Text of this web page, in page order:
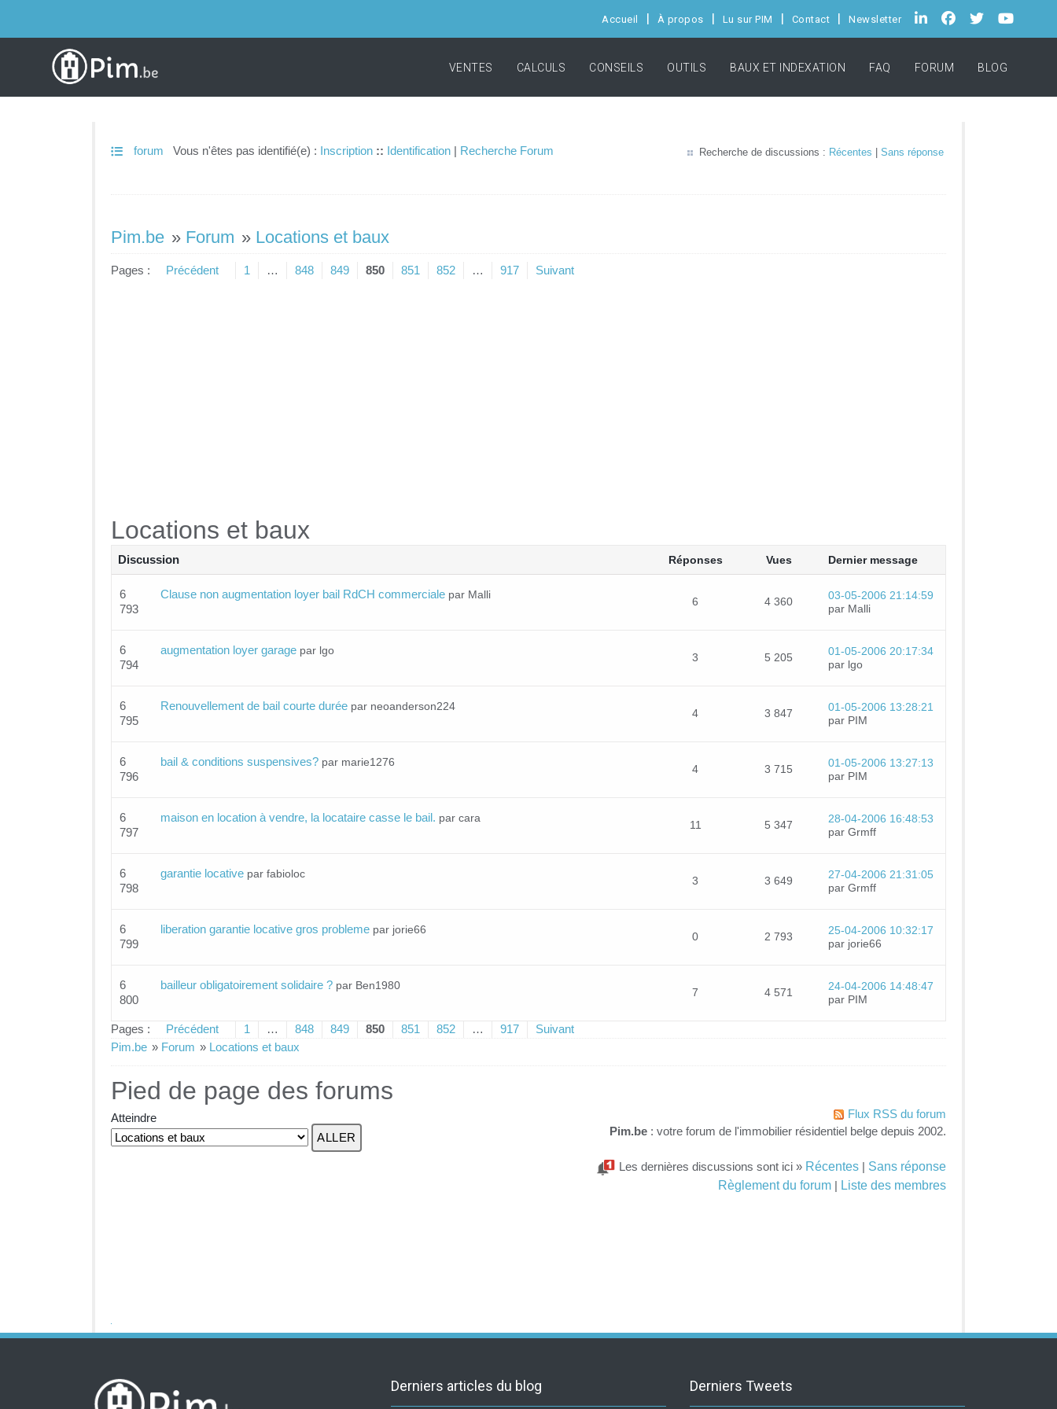
Accueil À propos Lu sur PIM Contact Newsletter
VENTES CALCULS CONSEILS OUTILS BAUX ET INDEXATION FAQ FORUM BLOG
forum Vous n'êtes pas identifié(e) : Inscription :: Identification | Recherche Forum Recherche de discussions : Récentes Sans réponse
Pim.be » Forum » Locations et baux
Pages : Précédent 1 … 848 849 850 851 852 … 917 Suivant
Locations et baux
Discussion Réponses Vues Dernier message
6
793
Clause non augmentation loyer bail RdCH commerciale par Malli
6 4 360
03-05-2006 21:14:59
par Malli
6
794
augmentation loyer garage par lgo
3 5 205
01-05-2006 20:17:34
par lgo
6
795
Renouvellement de bail courte durée par neoanderson224
4 3 847
01-05-2006 13:28:21
par PIM
6
796
bail & conditions suspensives? par marie1276
4 3 715
01-05-2006 13:27:13
par PIM
6
797
maison en location à vendre, la locataire casse le bail. par cara
11 5 347
28-04-2006 16:48:53
par Grmff
6
798
garantie locative par fabioloc
3 3 649
27-04-2006 21:31:05
par Grmff
6
799
liberation garantie locative gros probleme par jorie66
0 2 793
25-04-2006 10:32:17
par jorie66
6
800
bailleur obligatoirement solidaire ? par Ben1980
7 4 571
24-04-2006 14:48:47
par PIM
Pages : Précédent 1 … 848 849 850 851 852 … 917
Suivant
Pim.be » Forum » Locations et baux
Pied de page des forums
Atteindre
Flux RSS du forum
Pim.be : votre forum de l'immobilier résidentiel belge depuis 2002.
Les dernières discussions sont ici » Récentes | Sans réponse
Règlement du forum | Liste des membres
Derniers articles du blog Derniers Tweets